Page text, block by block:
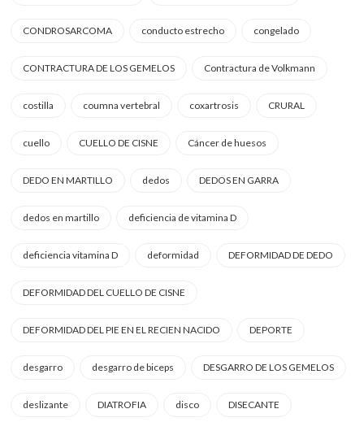
CONDROSARCOMA conducto estrecho congelado
CONTRACTURA DE LOS GEMELOS Contractura de Volkmann
costilla coumna vertebral coxartrosis CRURAL
cuello CUELLO DE CISNE Cáncer de huesos
DEDO EN MARTILLO dedos DEDOS EN GARRA
dedos en martillo deficiencia de vitamina D
deficiencia vitamina D deformidad DEFORMIDAD DE DEDO
DEFORMIDAD DEL CUELLO DE CISNE
DEFORMIDAD DEL PIE EN EL RECIEN NACIDO DEPORTE
desgarro desgarro de biceps DESGARRO DE LOS GEMELOS
deslizante DIATROFIA disco DISECANTE